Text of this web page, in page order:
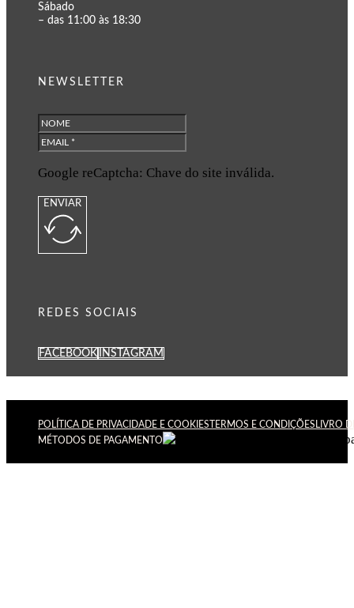
Sábado
– das 11:00 às 18:30
NEWSLETTER
Google reCaptcha: Chave do site inválida.
ENVIAR
REDES SOCIAIS
FACEBOOK INSTAGRAM
POLÍTICA DE PRIVACIDADE E COOKIES TERMOS E CONDIÇÕES LIVRO
MÉTODOS DE PAGAMENTO